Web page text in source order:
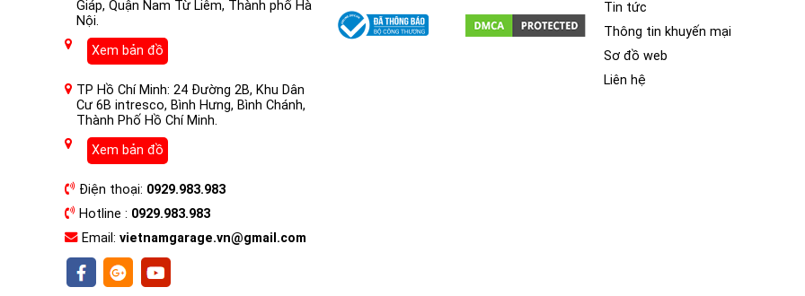
Giáp, Quận Nam Từ Liêm, Thành phố Hà
Nội.
Xem bản đồ
TP Hồ Chí Minh: 24 Đường 2B, Khu Dân
Cư 6B intresco, Bình Hưng, Bình Chánh,
Thành Phố Hồ Chí Minh.
Xem bản đồ
Điện thoại: 0929.983.983
Hotline : 0929.983.983
Email: vietnamgarage.vn@gmail.com
Tin tức
Thông tin khuyến mại
Sơ đồ web
Liên hệ